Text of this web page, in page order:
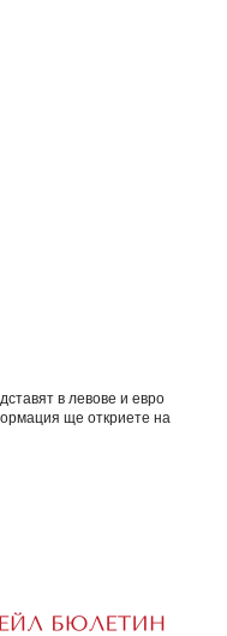
в левове и евро
ще откриете на